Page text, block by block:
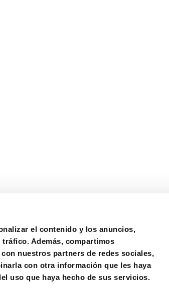
el contenido y los anuncios,
Además, compartimos
nuestros partners de redes sociales,
con otra información que les haya
uso que haya hecho de sus servicios.
Certificaciones